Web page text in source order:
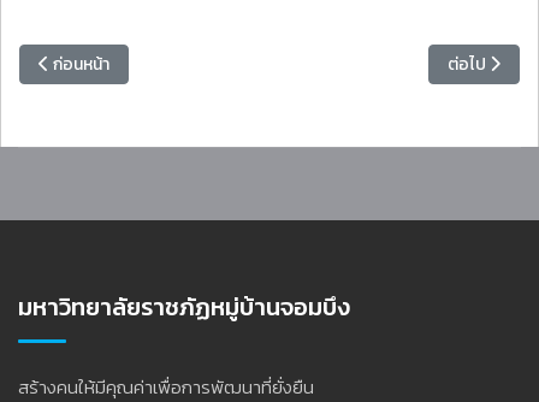
เนื้อหาก่อนหน้า: มหาวิทยาลัยราชภัฏหมู่บ้านจอมบึงประชุมคณะกรรมการ
ก่อนหน้า เนื้อหาถัดไ
ต่อไป
มหาวิทยาลัยราชภัฏหมู่บ้านจอมบึง
สร้างคนให้มีคุณค่าเพื่อการพัฒนาที่ยั่งยืน